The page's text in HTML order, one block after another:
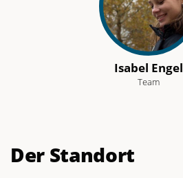
Isabel Engel
Team
Der Standort